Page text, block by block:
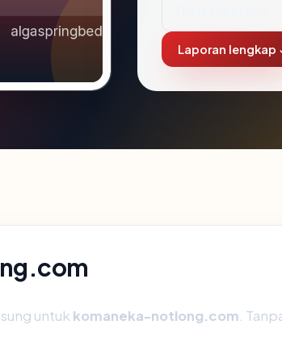
Laporan lengkap
untuk komaneka-notlong.com .